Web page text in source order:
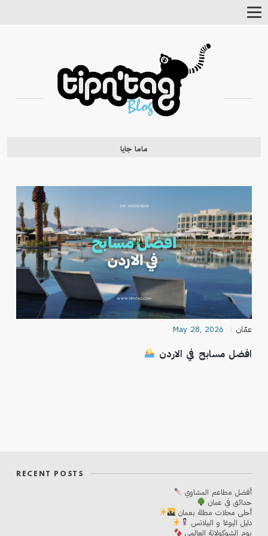
Toggle
ماما جايا
May 28, 2026 عمّان
افضل مسابح في الاردن
RECENT POSTS
أفضل مطاعم المشاوي
حدائق في عمان
أحلی محلات مطلة بعمان
دليل اليوغا و البيلاتس
يوم الشوكولاتة العالمي